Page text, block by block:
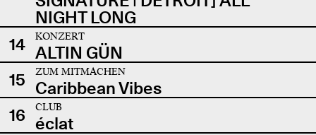
NIGHT LONG
14
KONZERT
ALTIN GÜN
15
ZUM MITMACHEN
Caribbean Vibes
16
CLUB
éclat